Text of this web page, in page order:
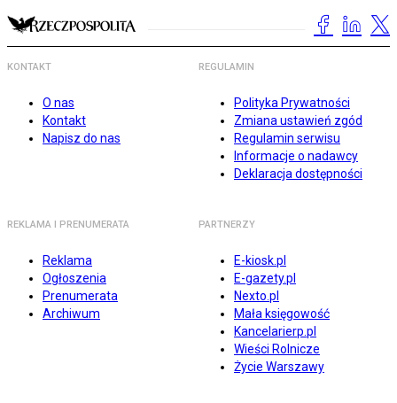
KONTAKT
O nas
Kontakt
Napisz do nas
REGULAMIN
Polityka Prywatności
Zmiana ustawień zgód
Regulamin serwisu
Informacje o nadawcy
Deklaracja dostępności
REKLAMA I PRENUMERATA
Reklama
Ogłoszenia
Prenumerata
Archiwum
PARTNERZY
E-kiosk.pl
E-gazety.pl
Nexto.pl
Mała księgowość
Kancelarierp.pl
Wieści Rolnicze
Życie Warszawy